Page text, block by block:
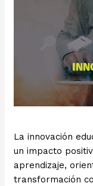
La innovación
un impacto
aprendizaje,
transformación